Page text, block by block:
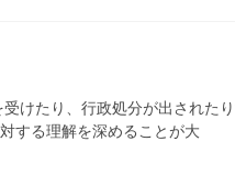
けたり、行政処分が出された
する理解を深めることが大